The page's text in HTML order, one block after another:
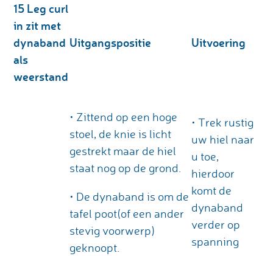
15 Leg curl
in zit met
dynaband
als
weerstand
Uitgangspositie Uitvoering
• Zittend op een hoge
stoel, de knie is licht
gestrekt maar de hiel
staat nog op de grond.
• De dynaband is om de
tafel poot(of een ander
stevig voorwerp)
geknoopt.
• Trek rustig
uw hiel naar
u toe,
hierdoor
komt de
dynaband
verder op
spanning